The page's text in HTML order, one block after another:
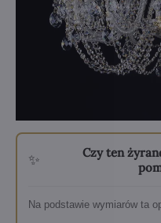
✨
Czy ten
Na podstawie wymiarów ta